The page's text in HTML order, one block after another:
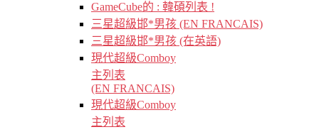
GameCube的 : 韓碩列表 !
三星超級邯*男孩 (EN FRANCAIS)
三星超級邯*男孩 (在英語)
現代超級Comboy
主列表
(EN FRANCAIS)
現代超級Comboy
主列表